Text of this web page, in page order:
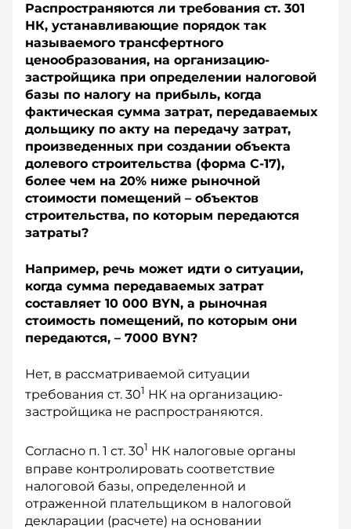
Распространяются ли требования ст. 301
НК, устанавливающие порядок так
называемого трансфертного
ценообразования, на организацию-
застройщика при определении налоговой
базы по налогу на прибыль, когда
фактическая сумма затрат, передаваемых
дольщику по акту на передачу затрат,
произведенных при создании объекта
долевого строительства (форма С-17),
более чем на 20% ниже рыночной
стоимости помещений – объектов
строительства, по которым передаются
затраты?
Например, речь может идти о ситуации,
когда сумма передаваемых затрат
составляет 10 000 BYN, а рыночная
стоимость помещений, по которым они
передаются, – 7000 BYN?
Нет, в рассматриваемой ситуации
требования ст. 301 НК на организацию-
застройщика не распространяются.
Согласно п. 1 ст. 301 НК налоговые органы
вправе контролировать соответствие
налоговой базы, определенной и
отраженной плательщиком в налоговой
декларации (расчете) на основании